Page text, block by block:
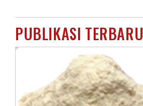
PUBLIKASI TERBARU